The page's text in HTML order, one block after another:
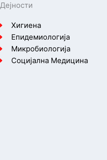
Дејности
Хигиена
Епидемиологија
Микробиологија
Социјална Медицина